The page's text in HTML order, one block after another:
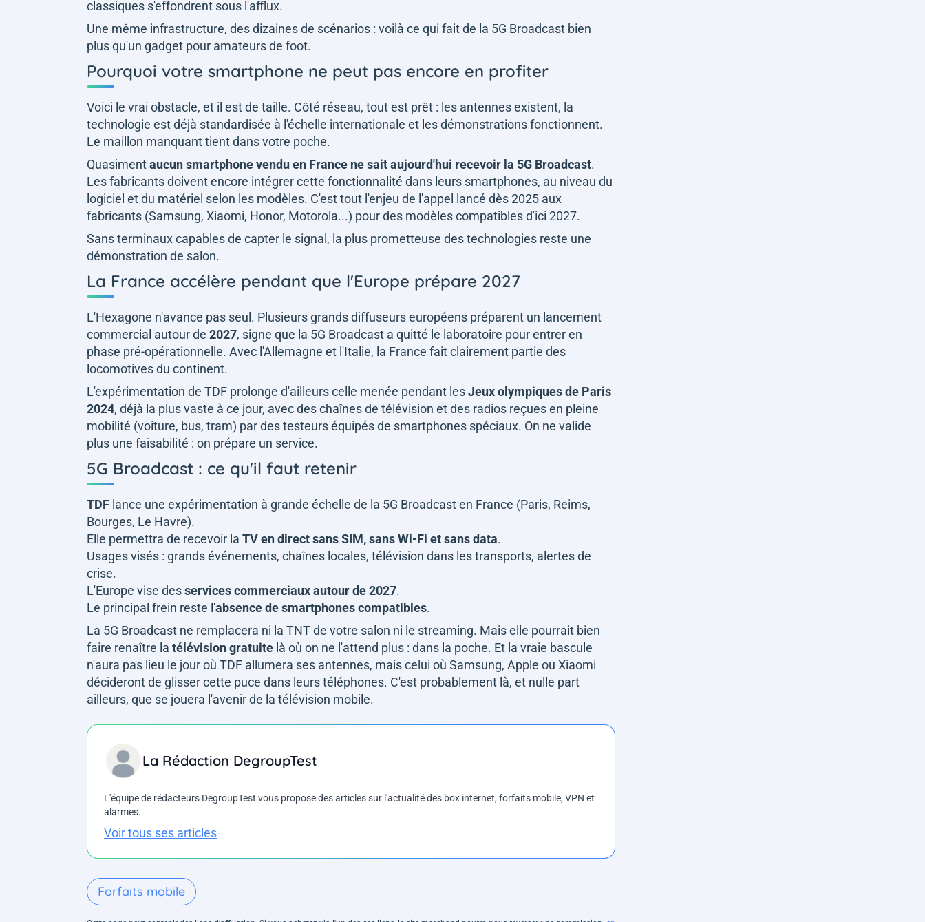
classiques s'effondrent sous l'afflux.
Une même infrastructure, des dizaines de scénarios : voilà ce qui fait de la 5G Broadcast bien
plus qu'un gadget pour amateurs de foot.
Pourquoi votre smartphone ne peut pas encore en profiter
Voici le vrai obstacle, et il est de taille. Côté réseau, tout est prêt : les antennes existent, la
technologie est déjà standardisée à l'échelle internationale et les démonstrations fonctionnent.
Le maillon manquant tient dans votre poche.
Quasimentaucun smartphone vendu en France ne sait aujourd'hui recevoir la 5G Broadcast.
Les fabricants doivent encore intégrer cette fonctionnalité dans leurs smartphones, au niveau du
logiciel et du matériel selon les modèles. C'est tout l'enjeu de l'appel lancé dès 2025 aux
fabricants (Samsung, Xiaomi, Honor, Motorola...) pour des modèles compatibles d'ici 2027.
Sans terminaux capables de capter le signal, la plus prometteuse des technologies reste une
démonstration de salon.
La France accélère pendant que l'Europe prépare 2027
L'Hexagone n'avance pas seul. Plusieurs grands diffuseurs européens préparent un lancement
commercial autour de 2027, signe que la 5G Broadcast a quitté le laboratoire pour entrer en
phase pré-opérationnelle. Avec l'Allemagne et l'Italie, la France fait clairement partie des
locomotives du continent.
L'expérimentation de TDF prolonge d'ailleurs celle menée pendant lesJeux olympiques de Paris
2024, déjà la plus vaste à ce jour, avec des chaînes de télévision et des radios reçues en pleine
mobilité (voiture, bus, tram) par des testeurs équipés de smartphones spéciaux. On ne valide
plus une faisabilité : on prépare un service.
5G Broadcast : ce qu'il faut retenir
TDF lance une expérimentation à grande échelle de la 5G Broadcast en France (Paris, Reims,
Bourges, Le Havre).
Elle permettra de recevoir la TV en direct sans SIM, sans Wi-Fi et sans data.
Usages visés : grands événements, chaînes locales, télévision dans les transports, alertes de
crise.
L'Europe vise desservices commerciaux autour de 2027.
Le principal frein reste l'absence de smartphones compatibles.
La 5G Broadcast ne remplacera ni la TNT de votre salon ni le streaming. Mais elle pourrait bien
faire renaître la télévision gratuite là où on ne l'attend plus : dans la poche. Et la vraie bascule
n'aura pas lieu le jour où TDF allumera ses antennes, mais celui où Samsung, Apple ou Xiaomi
décideront de glisser cette puce dans leurs téléphones. C'est probablement là, et nulle part
ailleurs, que se jouera l'avenir de la télévision mobile.
La Rédaction DegroupTest
L'équipe de rédacteurs DegroupTest vous propose des articles sur l'actualité des box internet, forfaits mobile, VPN et
alarmes.
Voir tous ses articles
Forfaits mobile